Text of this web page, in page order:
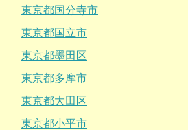
東京都国分寺市
東京都国立市
東京都墨田区
東京都多摩市
東京都大田区
東京都小平市